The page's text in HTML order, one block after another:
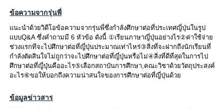
ข้อความจากรุ่นพี่
แนะนำด้วยวิดีโอข้อความจากรุ่นพี่ซึ่งกำลังศึกษาต่อที่ประเทศญี่ปุ่นในรูป
แบบQ&A ซึ่งคำถามมี 6 หัวข้อ ดังนี้ ①เรียนภาษาญี่ปุ่นอย่างไร②ค่าใช้จ่าย
ช่วงแรกทีจะไปศึกษาต่อที่ญี่ปุ่นประมาณเท่าไหร่③สิ่งที่จะฝากถึงนักเรียนที่
กำลังตัดสินใจไม่ถูกว่าจะไปศึกษาต่อที่ญี่ปุ่นหรือไม่④สิ่งที่ดีที่สุดในการไป
ศึกษาต่อที่ญี่ปุ่นคืออะไร⑤เลือกสถาบันการศึกษา,คณะวิชาด้วยวัตถุประสงค์
อะไร⑥ขอให้บอกถึงความน่าสนใจของการศึกษาต่อที่ญี่ปุ่นด้วย
ข้อมูลข่าวสาร